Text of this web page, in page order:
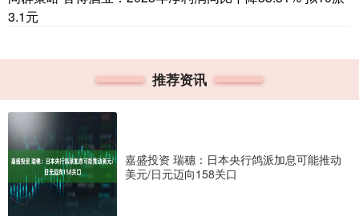
3.1元
推荐资讯
嘉盛投资 瑞穗：日本央行鸽派加息可能推动
美元/日元迈向158关口